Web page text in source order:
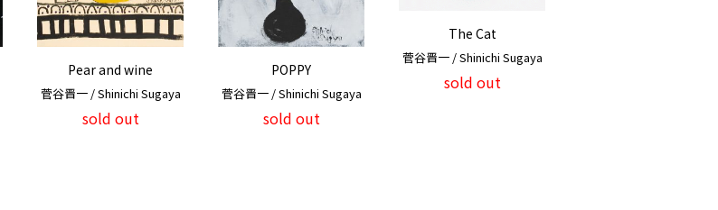
Pear and wine
菅谷晋一 / Shinichi Sugaya
sold out
POPPY
菅谷晋一 / Shinichi Sugaya
sold out
The Cat
菅谷晋一 / Shinichi Sugaya
sold out